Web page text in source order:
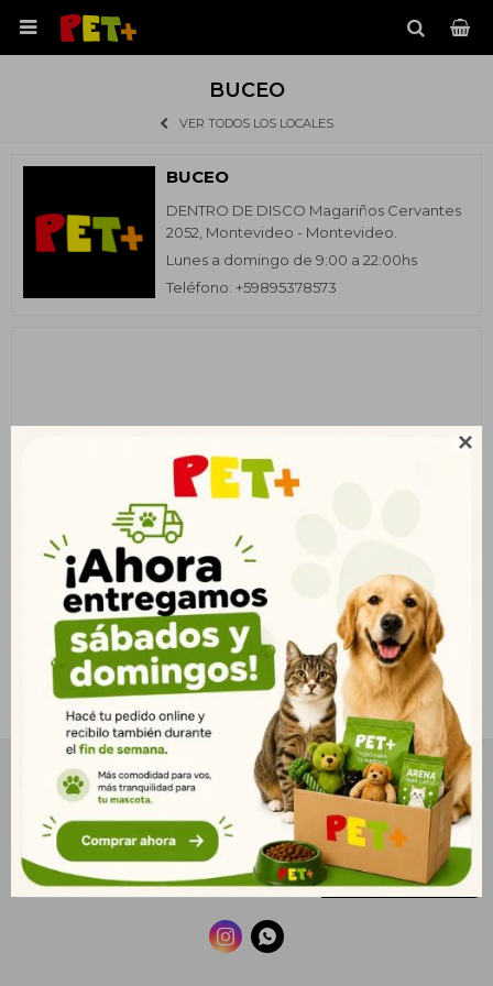


BUCEO
VER TODOS LOS LOCALES
BUCEO
DENTRO DE DISCO Magariños Cervantes
2052, Montevideo - Montevideo.
Lunes a domingo de 9:00 a 22:00hs
Teléfono: +59895378573
NEWSLETTER
¡Suscribite y recibí todas nuestras novedades!
SUSCRIBIRME
 